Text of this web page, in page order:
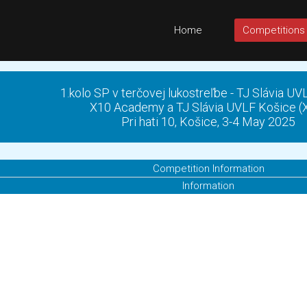
Home Competitions
1.kolo SP v terčovej lukostreľbe - TJ Slávia
X10 Academy a TJ Slávia UVLF Košice
Pri hati 10, Košice, 3-4 May 2025
Competition Information
Information